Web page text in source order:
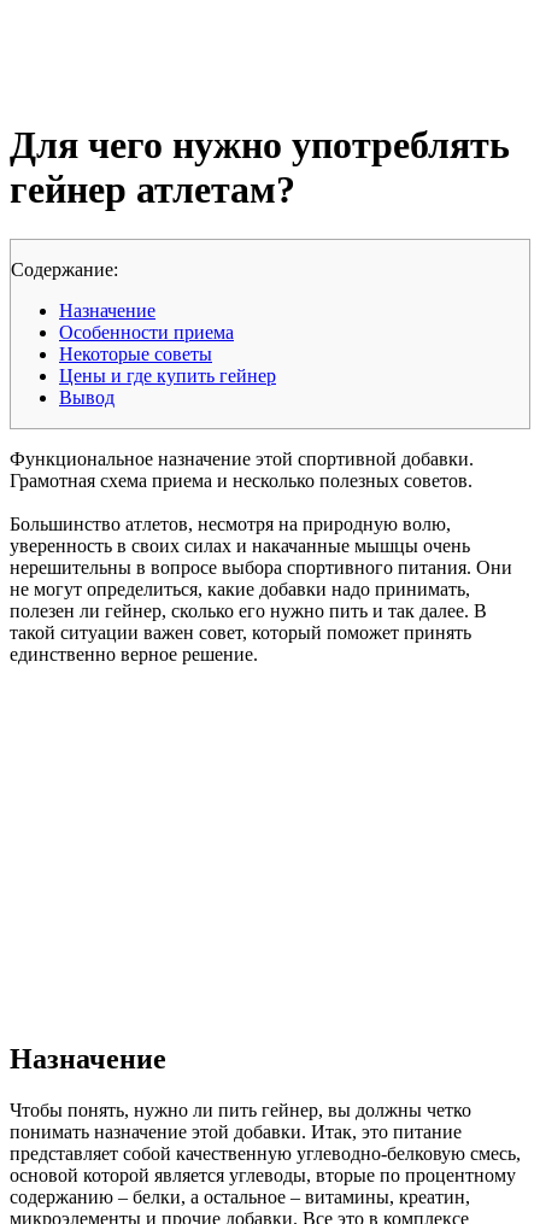
Для чего нужно употреблять
гейнер атлетам?
Cодержание:
Назначение
Особенности приема
Некоторые советы
Цены и где купить гейнер
Вывод
Функциональное назначение этой спортивной добавки.
Грамотная схема приема и несколько полезных советов.
Большинство атлетов, несмотря на природную волю,
уверенность в своих силах и накачанные мышцы очень
нерешительны в вопросе выбора спортивного питания. Они
не могут определиться, какие добавки надо принимать,
полезен ли гейнер, сколько его нужно пить и так далее. В
такой ситуации важен совет, который поможет принять
единственно верное решение.
Назначение
Чтобы понять, нужно ли пить гейнер, вы должны четко
понимать назначение этой добавки. Итак, это питание
представляет собой качественную углеводно-белковую смесь,
основой которой является углеводы, вторые по процентному
содержанию – белки, а остальное – витамины, креатин,
микроэлементы и прочие добавки. Все это в комплексе